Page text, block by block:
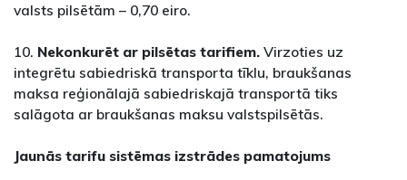
valsts pilsētām – 0,70 eiro.
10. Nekonkurēt ar pilsētas tarifiem. Virzoties uz
integrētu sabiedriskā transporta tīklu, braukšanas
maksa reģionālajā sabiedriskajā transportā tiks
salāgota ar braukšanas maksu valstspilsētās.
Jaunās tarifu sistēmas izstrādes pamatojums